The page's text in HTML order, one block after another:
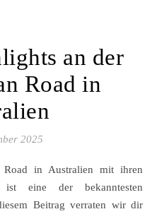
an der
Road in
2025
ist eine der bekanntesten
Beitrag verraten wir dir